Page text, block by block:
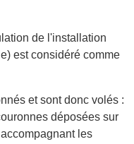
de l'installation
est considéré comme
et sontdonc volés :
déposées sur
les